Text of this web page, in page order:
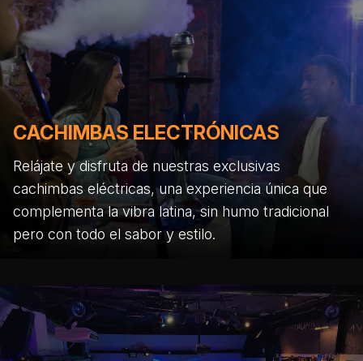
CACHIMBAS ELECTRÓNICAS
Relájate y disfruta de nuestras exclusivas
cachimbas eléctricas, una experiencia única que
complementa la vibra latina, sin humo tradicional
pero con todo el sabor y estilo.